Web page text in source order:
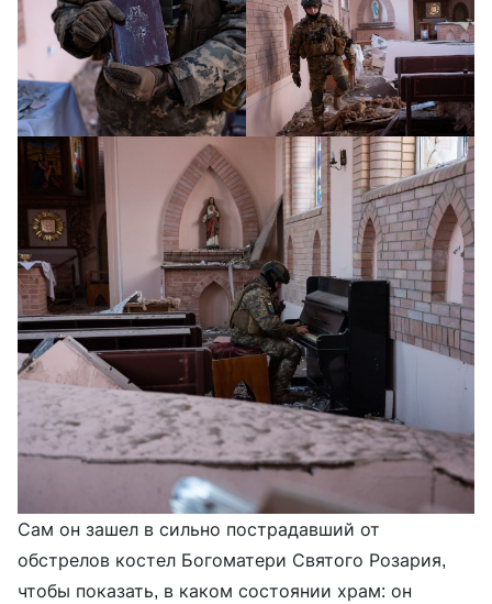
Сам он зашел в сильно пострадавший от
обстрелов костел Богоматери Святого Розария,
чтобы показать, в каком состоянии храм: он